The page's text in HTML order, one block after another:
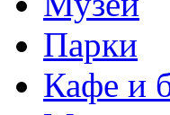
Парки
Кафе и